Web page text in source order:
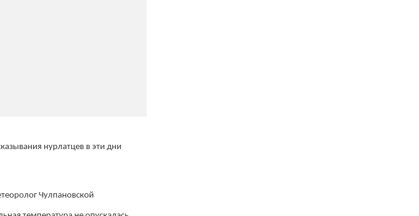
нурлатцев в эти дни
Чулпановской